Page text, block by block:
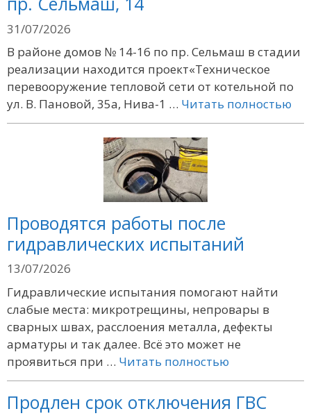
31/07/2026
В районе домов № 14-16 по пр. Сельмаш в стадии
реализации находится проект«Техническое
перевооружение тепловой сети от котельной по
ул. В. Пановой, 35а, Нива-1 … Читать полностью
Проводятся работы после
гидравлических испытаний
13/07/2026
Гидравлические испытания помогают найти
слабые места: микротрещины, непровары в
сварных швах, расслоения металла, дефекты
арматуры и так далее. Всё это может не
проявиться при … Читать полностью
Продлен срок отключения ГВС